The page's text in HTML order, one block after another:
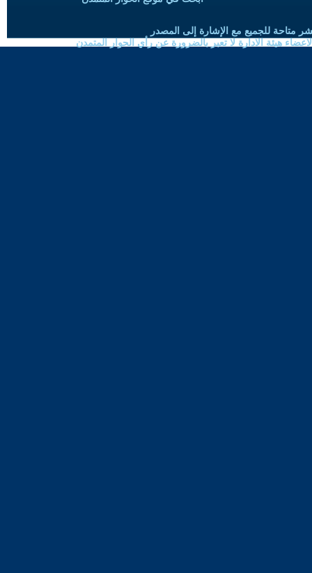
متاحة للجميع مع الإشارة إلى المصدر
هيئة الادارة لا تعبر بالضرورة عن رأي الحوار المتمدن